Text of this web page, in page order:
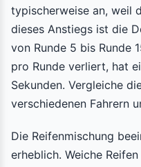
typischerweise an, weil
dieses Anstiegs ist die
von Runde 5 bis Runde
pro Runde verliert, hat
Sekunden. Vergleiche
verschiedenen Fahrern
Die Reifenmischung
erheblich. Weiche